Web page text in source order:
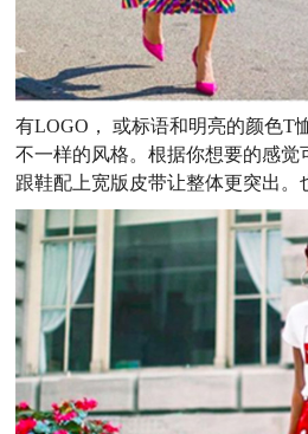
有LOGO， 或标语和明亮的颜色T
不一样的风格。根据你想要的感觉
跟鞋配上宽版皮带让整体更突出。